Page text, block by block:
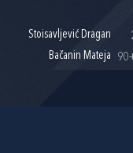
Stoisavljević Dragan
Bačanin Mateja